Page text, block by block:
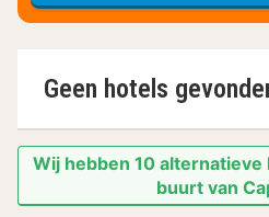
Geen hotels
Wij hebben 10
buurt van